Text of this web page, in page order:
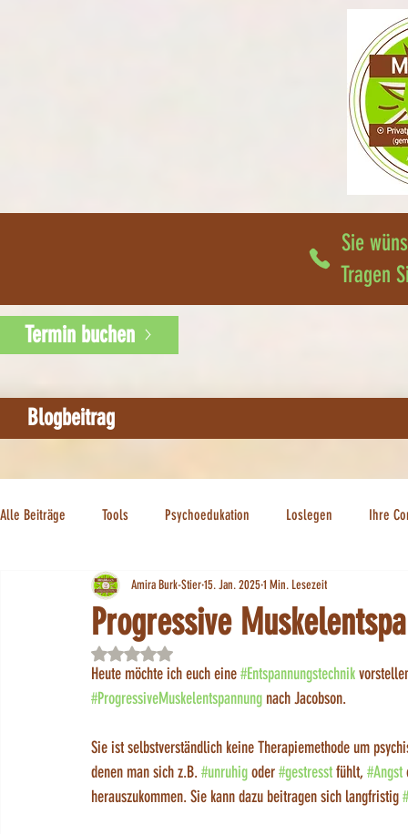
Sie
Tragen
Termin buchen
Blogbeitrag
Alle Beiträge Tools Psychoedukation Loslegen Ihre
Progressive
Amira Burk-Stier15. Jan. 20251 Min. Lesezeit
Mit NaN von 5 Sternen bewertet.
Heute möchte ich euch eine #Entspannungstechnik
#ProgressiveMuskelentspannung nach Jacobson.
Sie ist selbstverständlich keine Therapiemethode um
denen man sich z.B. #unruhig oder #gestresst fühlt, #Angst
herauszukommen. Sie kann dazu beitragen sich langfristig